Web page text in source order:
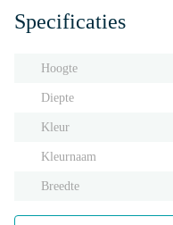
Specificaties
Hoogte
Diepte
Kleur
Kleurnaam
Breedte